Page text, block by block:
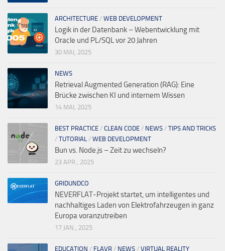
ARCHITECTURE / WEB DEVELOPMENT
Logik in der Datenbank – Webentwicklung mit
Oracle und PL/SQL vor 20 Jahren
30 MAI, 2025
NEWS
Retrieval Augmented Generation (RAG): Eine
Brücke zwischen KI und internem Wissen
14 MAI, 2025
BEST PRACTICE / CLEAN CODE / NEWS / TIPS AND TRICKS
/ TUTORIAL / WEB DEVELOPMENT
Bun vs. Node.js – Zeit zu wechseln?
23 APR., 2025
GRIDUNDCO
NEVERFLAT-Projekt startet, um intelligentes und
nachhaltiges Laden von Elektrofahrzeugen in ganz
Europa voranzutreiben
17 JAN., 2025
EDUCATION / FLAVR / NEWS / VIRTUAL REALITY